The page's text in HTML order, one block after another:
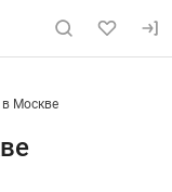
Москве